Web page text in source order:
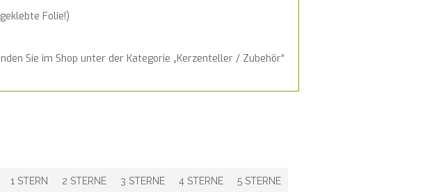
Folie!)
Sie im Shop unter der Kategorie „Kerzenteller / Zubehör“
1 STERN 2 STERNE 3 STERNE 4 STERNE 5 STERNE